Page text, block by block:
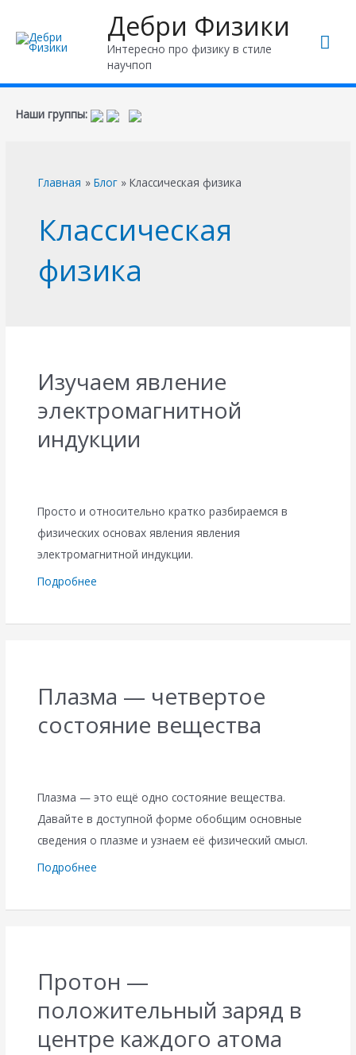
Дебри Физики
Интересно про физику в стиле
научпоп
Наши группы:
Главная Блог Классическая физика
Классическая
физика
Изучаем явление
электромагнитной
индукции
Просто и относительно кратко разбираемся в
физических основах явления явления
электромагнитной индукции.
Подробнее
Плазма — четвертое
состояние вещества
Плазма — это ещё одно состояние вещества.
Давайте в доступной форме обобщим основные
сведения о плазме и узнаем её физический смысл.
Подробнее
Протон —
положительный заряд в
центре каждого атома